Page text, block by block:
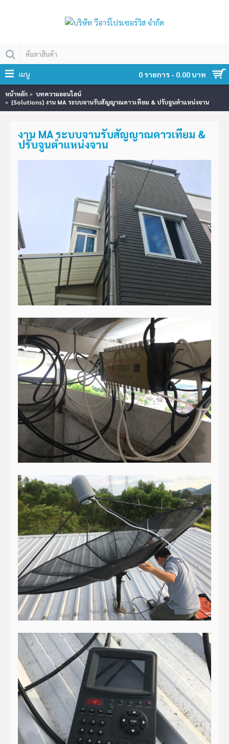
0 รายการ - 0.00 บาท
เมนู
หน้าหลัก
บทความออนไลน์
[Solutions] งาน MA ระบบจานรับสัญญาณดาวเทียม & ปรับจูนตำแหน่งจาน
งาน MA ระบบจานรับสัญญาณดาวเทียม &
ปรับจูนตำแหน่งจาน